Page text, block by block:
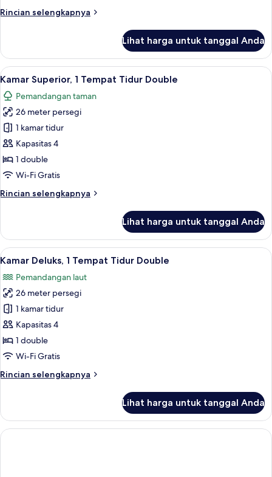
Double
Rincian selengkapnya
Rincian
Kamar
Superior,
1
Tidur
Double
Lihat harga untuk tanggal Anda
Lihat
semua
foto
untuk
Kamar
Superior,
1
Tempat
Double
Brankas, meja kerja, tirai kedap
7
Kamar Superior, 1 Tempat Tidur Double
Pemandangan taman
26 meter persegi
1 kamar tidur
Kapasitas 4
1 double
Wi-Fi Gratis
Rincian selengkapnya
Rincian
Kamar
Superior,
1
Tidur
Double
Lihat harga untuk tanggal Anda
Lihat
semua
foto
untuk
Kamar
Deluks,
1
Tempat
Double
Brankas, meja kerja, tirai kedap
9
Kamar Deluks, 1 Tempat Tidur Double
Pemandangan laut
26 meter persegi
1 kamar tidur
Kapasitas 4
1 double
Wi-Fi Gratis
Rincian selengkapnya
Rincian
Kamar
Deluks,
1
Lihat harga untuk tanggal Anda